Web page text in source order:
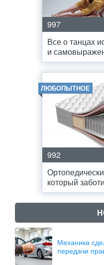
997
Все о танцах
и
ЛЮБОПЫТНОЕ
992
который
Механика
передачи